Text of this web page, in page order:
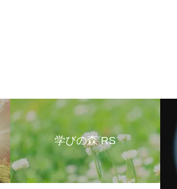
学びの森 RS